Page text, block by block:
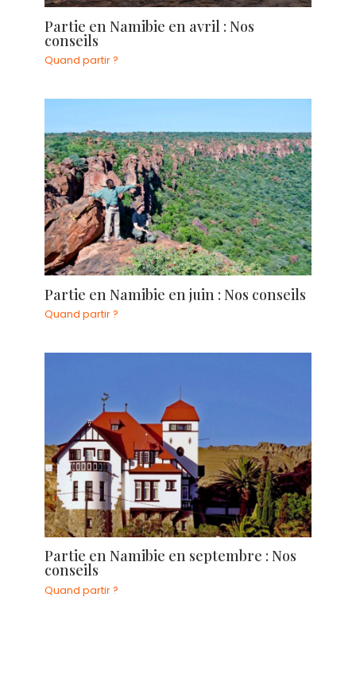
Partie en Namibie en avril : Nos
conseils
Quand partir ?
Partie en Namibie en juin : Nos conseils
Quand partir ?
Partie en Namibie en septembre : Nos
conseils
Quand partir ?